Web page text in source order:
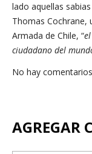
lado aquellas
Thomas Cochrane,
Armada de Chile, “
ciudadano del
No hay comentarios
AGREGAR